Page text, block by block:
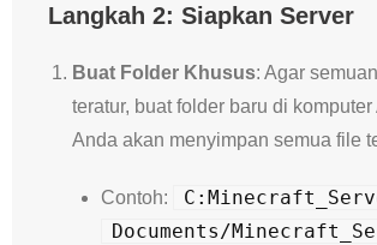
Langkah 2: Siapkan Server
Buat Folder Khusus: Agar
teratur, buat folder baru di
Anda akan menyimpan semua file
Contoh:
Documents/